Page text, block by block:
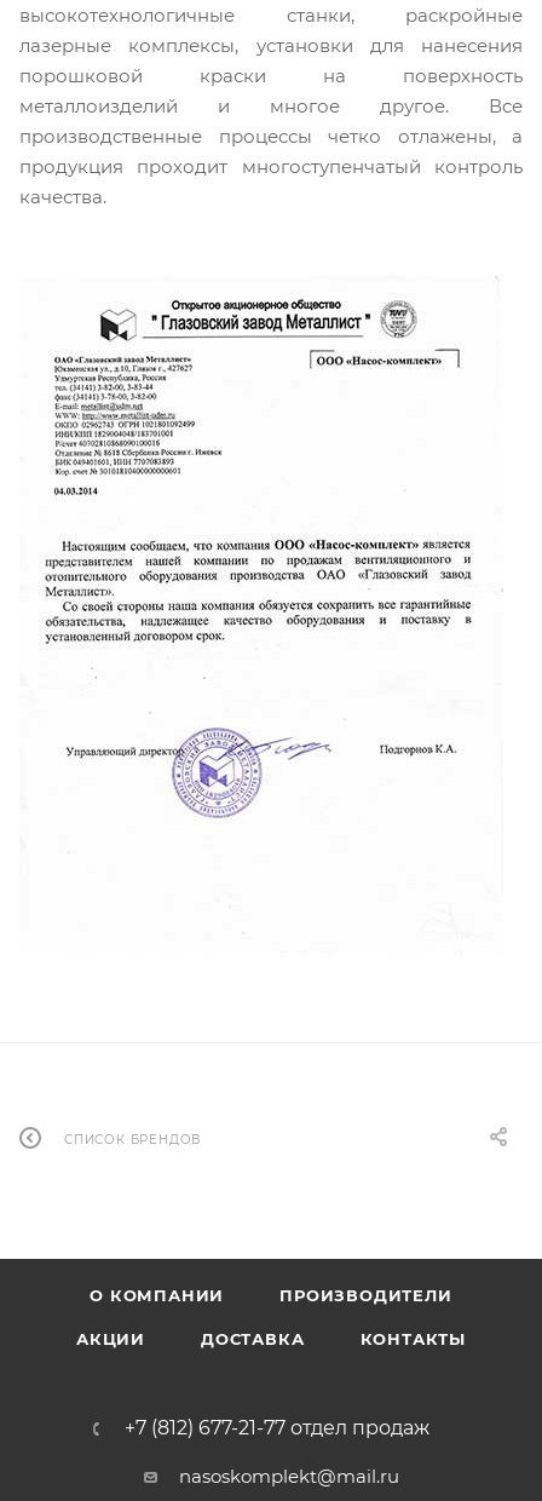
высокотехнологичные станки, раскройные
лазерные комплексы, установки для нанесения
порошковой краски на поверхность
металлоизделий и многое другое. Все
производственные процессы четко отлажены, а
продукция проходит многоступенчатый контроль
качества.
СПИСОК БРЕНДОВ
О КОМПАНИИ ПРОИЗВОДИТЕЛИ
АКЦИИ ДОСТАВКА КОНТАКТЫ
+7 (812) 677-21-77 отдел продаж
nasoskomplekt@mail.ru